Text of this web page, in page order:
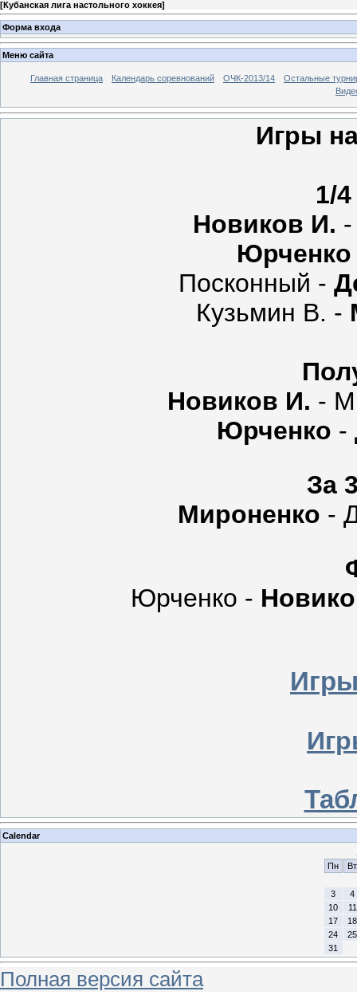
[Кубанская лига настольного хоккея]
Форма входа
Меню сайта
Главная страница Календарь соревнований ОЧК-2013/14
Остальные
Игры
1/
Новиков И.
Юрченко
Посконный -
Кузьмин В. -
Новиков И. -
Юрченко -
За
Мироненко -
Юрченко -
Calendar
Пн
Вт
3
4
10
11
17
18
24
25
31
Полная версия сайта